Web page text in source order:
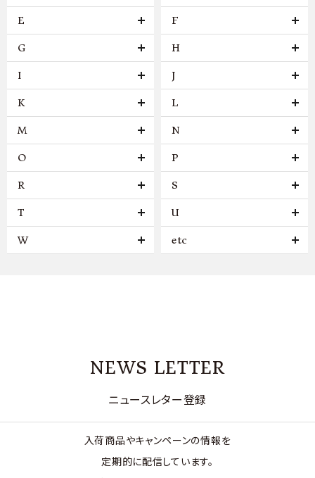
E F
G H
I J
K L
M N
O P
R S
T U
W etc
NEWS LETTER
ニュースレター登録
入荷商品やキャンペーンの情報を
定期的に配信しています。